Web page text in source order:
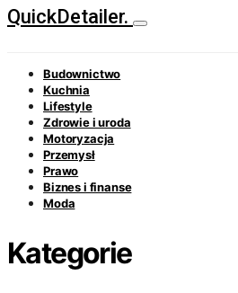
QuickDetailer.
Budownictwo
Kuchnia
Lifestyle
Zdrowie i uroda
Motoryzacja
Przemysł
Prawo
Biznes i finanse
Moda
Kategorie